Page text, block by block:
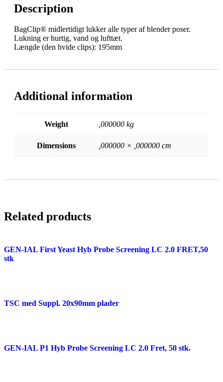
Description
BagClip® midlertidigt lukker alle typer af blender poser.
Lukning er hurtig, vand og lufttæt.
Længde (den hvide clips): 195mm
Additional information
Weight ,000000 kg
Dimensions ,000000 × ,000000 cm
Related products
GEN-IAL First Yeast Hyb Probe Screening LC 2.0 FRET,50
stk
TSC med Suppl. 20x90mm plader
GEN-IAL P1 Hyb Probe Screening LC 2.0 Fret, 50 stk.